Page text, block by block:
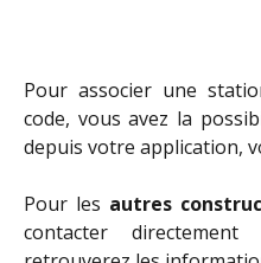
Pour associer une
code, vous avez la
depuis votre application,
Pour les autres
contacter